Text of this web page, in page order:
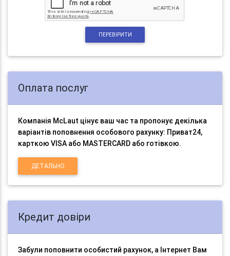
ПЕРЕВІРИТИ
Оплата послуг
Компанія McLaut цінує ваш час та пропонує декілька
варіантів поповнення особового рахунку: Приват24,
карткою VISA або MASTERCARD або готівкою.
ДЕТАЛЬНО
Кредит довіри
Забули поповнити особистий рахунок, а Інтернет Вам